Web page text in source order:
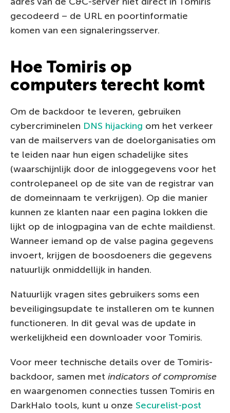
gecodeerd – de URL en poortinformatie
komen van een signaleringsserver.
Hoe Tomiris op
computers terecht komt
Om de backdoor te leveren, gebruiken
cybercriminelen DNS hijacking om het verkeer
van de mailservers van de doelorganisaties om
te leiden naar hun eigen schadelijke sites
(waarschijnlijk door de inloggegevens voor het
controlepaneel op de site van de registrar van
de domeinnaam te verkrijgen). Op die manier
kunnen ze klanten naar een pagina lokken die
lijkt op de inlogpagina van de echte maildienst.
Wanneer iemand op de valse pagina gegevens
invoert, krijgen de boosdoeners die gegevens
natuurlijk onmiddellijk in handen.
Natuurlijk vragen sites gebruikers soms een
beveiligingsupdate te installeren om te kunnen
functioneren. In dit geval was de update in
werkelijkheid een downloader voor Tomiris.
Voor meer technische details over de Tomiris-
backdoor, samen met indicators of compromise
en waargenomen connecties tussen Tomiris en
DarkHalo tools, kunt u onze Securelist-post